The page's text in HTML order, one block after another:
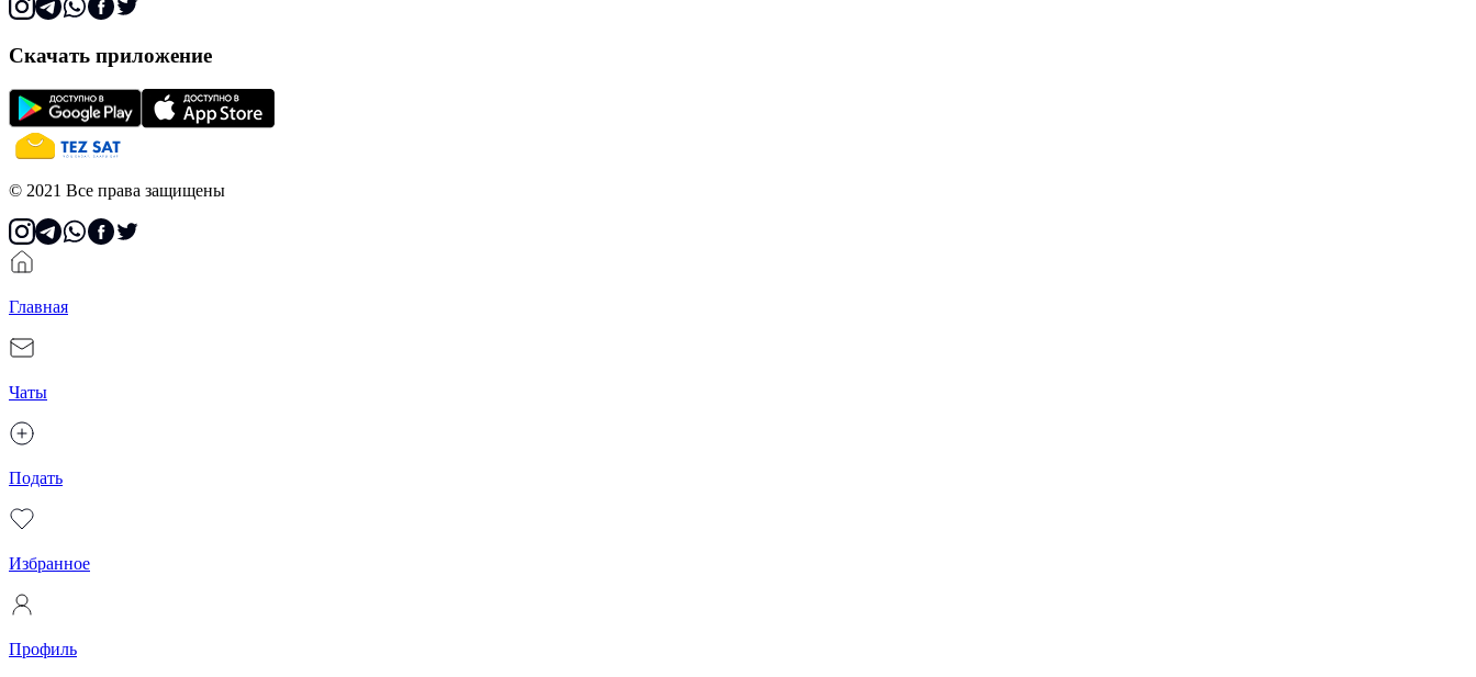
Скачать приложение
© 2021 Все права защищены
Главная
Чаты
Подать
Избранное
Профиль